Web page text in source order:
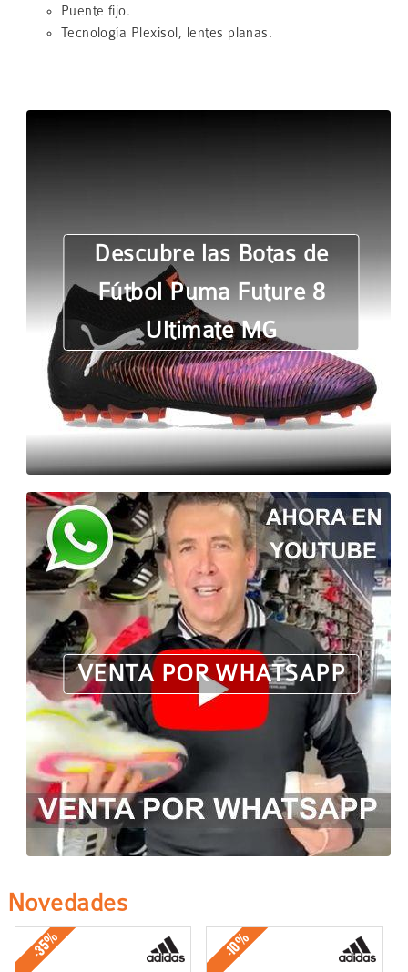
Puente fijo.
Tecnología Plexisol, lentes planas.
Descubre las Botas de
Fútbol Puma Future 8
Ultimate MG
VENTA POR WHATSAPP
Novedades
-35% -10%